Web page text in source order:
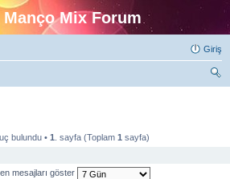
Manço Mix Forum
Giriş
bulundu • 1 . sayfa (Toplam 1 sayfa)
mesajları göster